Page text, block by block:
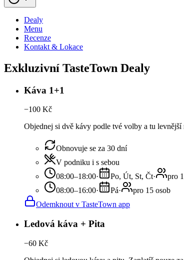
Dealy
Menu
Recenze
Kontakt & Lokace
Exkluzivní TasteTown Dealy
Káva 1+1
−100 Kč
Objednej si dvě kávy podle tvé volby a tu levnější
Obnovuje se za 30 dní
V podniku i s sebou
08:00–18:00· Po, Út, St, Čt·
pro
08:00–16:00· Pá·
pro 15 osob
Odemknout v TasteTown app
Ledová káva + Pita
−60 Kč